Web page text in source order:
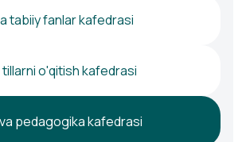
tabiiy fanlar kafedrasi
tillarni o'qitish kafedrasi
pedagogika kafedrasi